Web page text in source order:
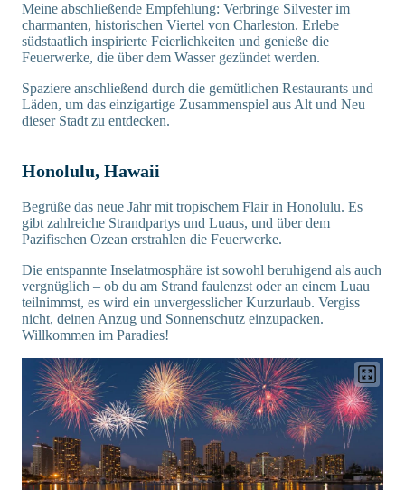
Meine abschließende Empfehlung: Verbringe Silvester im
charmanten, historischen Viertel von Charleston. Erlebe
südstaatlich inspirierte Feierlichkeiten und genieße die
Feuerwerke, die über dem Wasser gezündet werden.
Spaziere anschließend durch die gemütlichen Restaurants und
Läden, um das einzigartige Zusammenspiel aus Alt und Neu
dieser Stadt zu entdecken.
Honolulu, Hawaii
Begrüße das neue Jahr mit tropischem Flair in Honolulu. Es
gibt zahlreiche Strandpartys und Luaus, und über dem
Pazifischen Ozean erstrahlen die Feuerwerke.
Die entspannte Inselatmosphäre ist sowohl beruhigend als auch
vergnüglich – ob du am Strand faulenzst oder an einem Luau
teilnimmst, es wird ein unvergesslicher Kurzurlaub. Vergiss
nicht, deinen Anzug und Sonnenschutz einzupacken.
Willkommen im Paradies!